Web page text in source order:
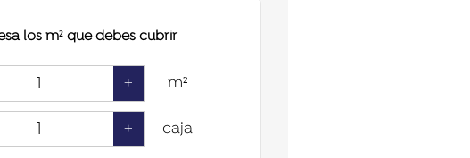
los m² que debes cubrir
+ m²
+ caja